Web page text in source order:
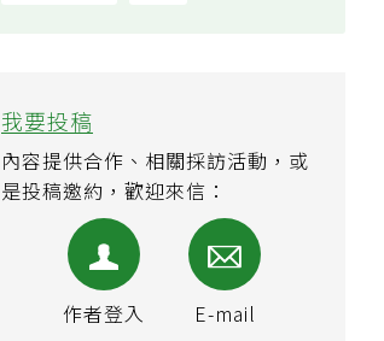
我要投稿
內容提供合作、相關採訪活動，或
是投稿邀約，歡迎來信：
作者登入 E-mail